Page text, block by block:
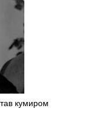
кумиром